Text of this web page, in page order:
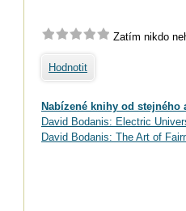
Zatím nikdo
Hodnotit
Nabízené knihy od stejného
David Bodanis: Electric
David Bodanis: The Art of